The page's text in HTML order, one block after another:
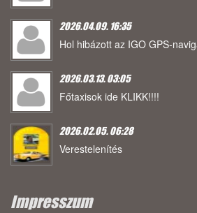
2026.04.09. 16:35
Hol hibázott az IGO GPS-
2026.03.13. 03:05
Főtaxisok ide KLIKK!!!!
2026.02.05. 06:28
Verestelenítés
Impresszum